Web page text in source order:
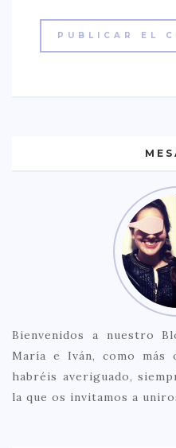
Bienvenidos a nuestro
María e Iván, como
habréis averiguado,
la que os invitamos a